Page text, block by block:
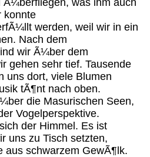
Ã¼berfliegen, was ihm auch
konnte
werden, weil wir in ein
Nach dem
wir Ã¼ber dem
gehen sehr tief. Tausende
uns dort, viele Blumen
tÃ¶nt nach oben.
die Masurischen Seen,
Vogelperspektive.
der Himmel. Es ist
uns zu Tisch setzten,
aus schwarzem GewÃ¶lk.